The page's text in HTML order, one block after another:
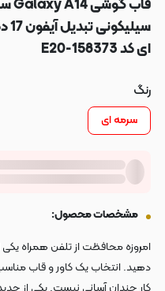
ای کد E20-158373
رنگ
سرمه ای
مشخصات محصول:
امروزه محافظت از تلفن همراه
دهید. انتخاب یک کاور و قاب مناسب